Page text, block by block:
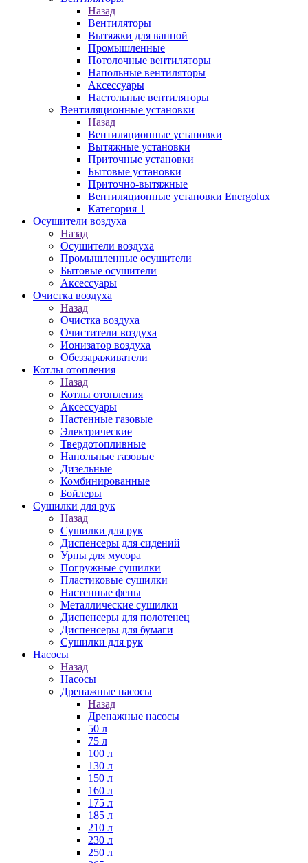
Назад
Вентиляторы
Вытяжки для ванной
Промышленные
Потолочные вентиляторы
Напольные вентиляторы
Аксессуары
Настольные вентиляторы
Вентиляционные установки
Назад
Вентиляционные установки
Вытяжные установки
Приточные установки
Бытовые установки
Приточно-вытяжные
Вентиляционные установки Energolux
Категория 1
Осушители воздуха
Назад
Осушители воздуха
Промышленные осушители
Бытовые осушители
Аксессуары
Очистка воздуха
Назад
Очистка воздуха
Очистители воздуха
Ионизатор воздуха
Обеззараживатели
Котлы отопления
Назад
Котлы отопления
Аксессуары
Настенные газовые
Электрические
Твердотопливные
Напольные газовые
Дизельные
Комбинированные
Бойлеры
Сушилки для рук
Назад
Сушилки для рук
Диспенсеры для сидений
Урны для мусора
Погружные сушилки
Пластиковые сушилки
Настенные фены
Металлические сушилки
Диспенсеры для полотенец
Диспенсеры для бумаги
Сушилки для рук
Насосы
Назад
Насосы
Дренажные насосы
Назад
Дренажные насосы
50 л
75 л
100 л
130 л
150 л
160 л
175 л
185 л
210 л
230 л
250 л